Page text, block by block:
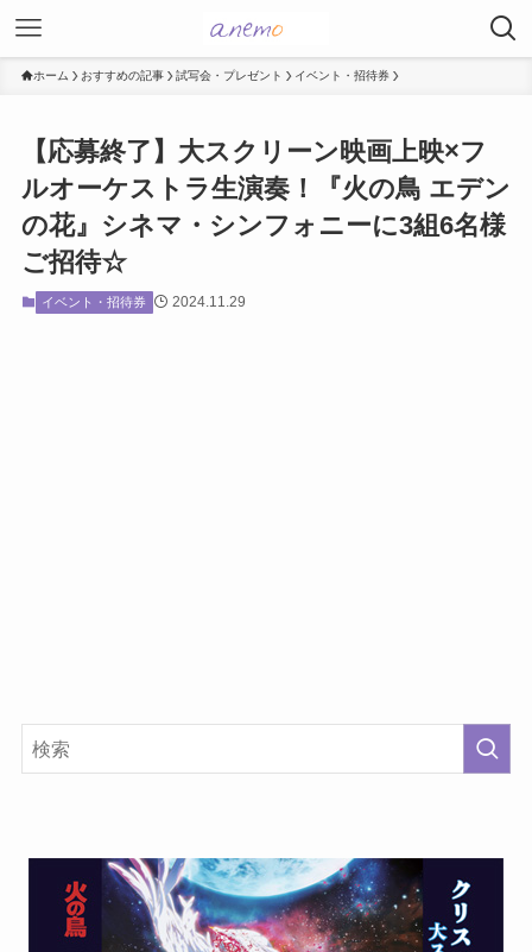
ホーム おすすめの記事 試写会・プレゼント イベント・招待券
【応募終了】大スクリーン映画上映×フ
ルオーケストラ生演奏！『火の鳥 エデン
の花』シネマ・シンフォニーに3組6名様
ご招待☆
イベント・招待券 2024.11.29